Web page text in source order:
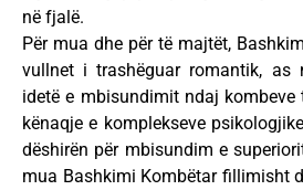
në fjalë.
Për mua dhe për të majtët,
vullnet i trashëguar romantik, as
idetë e mbisundimit ndaj kombeve
kënaqje e komplekseve
dëshirën për mbisundim e
mua Bashkimi Kombëtar fillimisht